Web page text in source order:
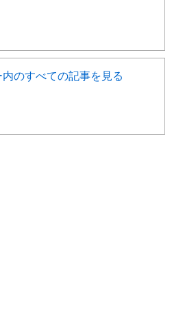
内のすべての記事を見る